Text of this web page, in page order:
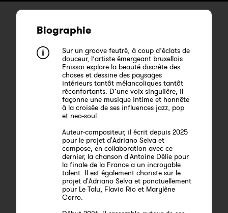
Biographie
Sur un groove feutré, à coup d’éclats de
douceur, l’artiste émergeant bruxellois
Enissai explore la beauté discrète des
choses et dessine des paysages
intérieurs tantôt mélancoliques tantôt
réconfortants. D’une voix singulière, il
façonne une musique intime et honnête
à la croisée de ses influences jazz, pop
et neo-soul.
Auteur-compositeur, il écrit depuis 2025
pour le projet d'Adriano Selva et
compose, en collaboration avec ce
dernier, la chanson d'Antoine Délie pour
la finale de la France a un incroyable
talent. Il est également choriste sur le
projet d'Adriano Selva et ponctuellement
pour Le Talu, Flavio Rio et Marylène
Corro.